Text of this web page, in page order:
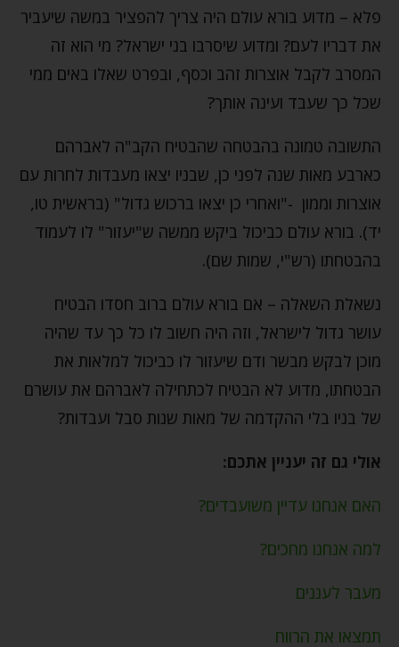
פלא – מדוע בורא עולם היה צריך להפציר במשה שיעביר
את דבריו לעם? ומדוע שיסרבו בני ישראל? מי הוא זה
המסרב לקבל אוצרות זהב וכסף, ובפרט שאלו באים ממי
שכל כך שעבד ועינה אותך?
התשובה טמונה בהבטחה שהבטיח הקב"ה לאברהם
כארבע מאות שנה לפני כן, שבניו יצאו מעבדות לחרות עם
אוצרות וממון -"ואחרי כן יצאו ברכוש גדול" (בראשית טו,
יד). בורא עולם כביכול ביקש ממשה ש"יעזור" לו לעמוד
בהבטחתו (רש"י, שמות שם).
נשאלת השאלה – אם בורא עולם ברוב חסדו הבטיח
עושר גדול לישראל, וזה היה חשוב לו כל כך עד שהיה
מוכן לבקש מבשר ודם שיעזור לו כביכול למלאות את
הבטחתו, מדוע לא הבטיח לכתחילה לאברהם את עושרם
של בניו בלי ההקדמה של מאות שנות סבל ועבדות?
אולי גם זה יעניין אתכם:
האם אנחנו עדיין משועבדים?
למה אנחנו מחכים?
מעבר לעננים
תמצאו את הרווח